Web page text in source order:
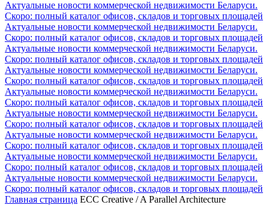
Актуальные новости коммерческой недвижимости Беларуси.
Скоро: полный каталог офисов, складов и торговых площадей
Актуальные новости коммерческой недвижимости Беларуси.
Скоро: полный каталог офисов, складов и торговых площадей
Актуальные новости коммерческой недвижимости Беларуси.
Скоро: полный каталог офисов, складов и торговых площадей
Актуальные новости коммерческой недвижимости Беларуси.
Скоро: полный каталог офисов, складов и торговых площадей
Актуальные новости коммерческой недвижимости Беларуси.
Скоро: полный каталог офисов, складов и торговых площадей
Актуальные новости коммерческой недвижимости Беларуси.
Скоро: полный каталог офисов, складов и торговых площадей
Актуальные новости коммерческой недвижимости Беларуси.
Скоро: полный каталог офисов, складов и торговых площадей
Актуальные новости коммерческой недвижимости Беларуси.
Скоро: полный каталог офисов, складов и торговых площадей
Актуальные новости коммерческой недвижимости Беларуси.
Скоро: полный каталог офисов, складов и торговых площадей
Главная страница ECC Creative / A Parallel Architecture